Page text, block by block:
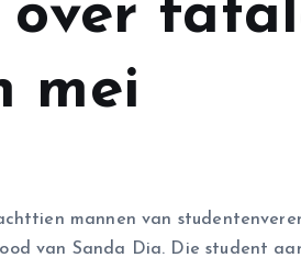
over
mei
mannen van
van Sanda Dia. Die student